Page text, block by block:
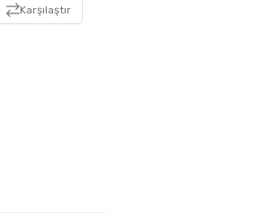
Karşılaştır